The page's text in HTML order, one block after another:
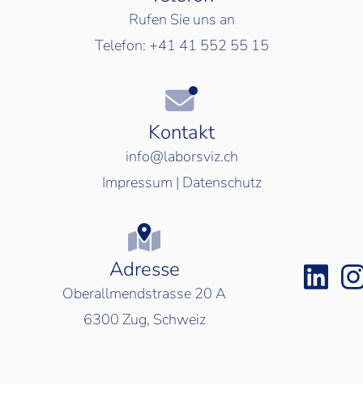
Rufen Sie uns an
Telefon: +41 41 552 55 15
Kontakt
info@laborsviz.ch
Impressum | Datenschutz
Adresse
Oberallmendstrasse 20 A
6300 Zug, Schweiz